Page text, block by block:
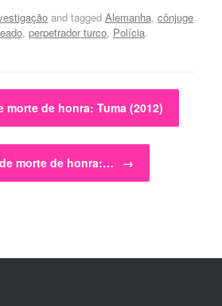
and tagged Alemanha, cônjuge
, perpetrador turco, Polícia.
morte de honra: Tuma (2012)
morte de honra:… →